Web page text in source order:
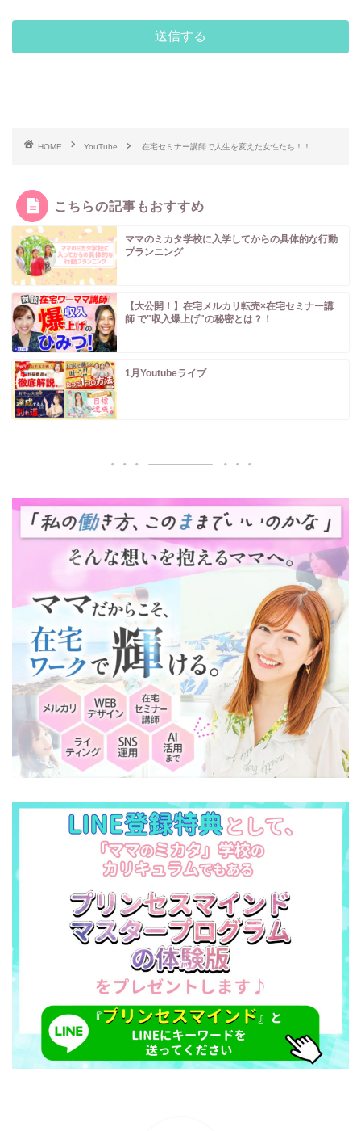
HOME YouTube 在宅セミナー講師で人生を変えた女性たち！！
こちらの記事もおすすめ
ママのミカタ学校に入学してからの具体的な行動
プランニング
【大公開！】在宅メルカリ転売×在宅セミナー講
師 で"収入爆上げ"の秘密とは？！
1月Youtubeライブ